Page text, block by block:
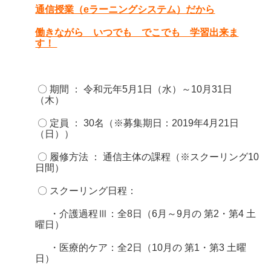
通信授業（eラーニングシステム）だから
働きながら いつでも でこでも 学習出来ま
す！
〇 期間 ： 令和元年5月1日（水）～10月31日
（木）
〇 定員 ： 30名（※募集期日：2019年4月21日
（日））
〇 履修方法 ：通信主体の課程（※スクーリング10
日間）
〇 スクーリング日程：
・介護過程Ⅲ：全8日（6月～9月の 第2・第4 土
曜日）
・医療的ケア：全2日（10月の 第1・第3 土曜
日）